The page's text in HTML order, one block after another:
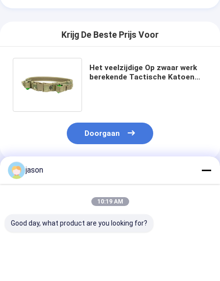
Krijg De Beste Prijs Voor
Het veelzijdige Op zwaar werk
berekende Tactische Katoen
Doorgaan
Geadviseerde Producten
jason
10:19 AM
Good day, what product are you looking for?